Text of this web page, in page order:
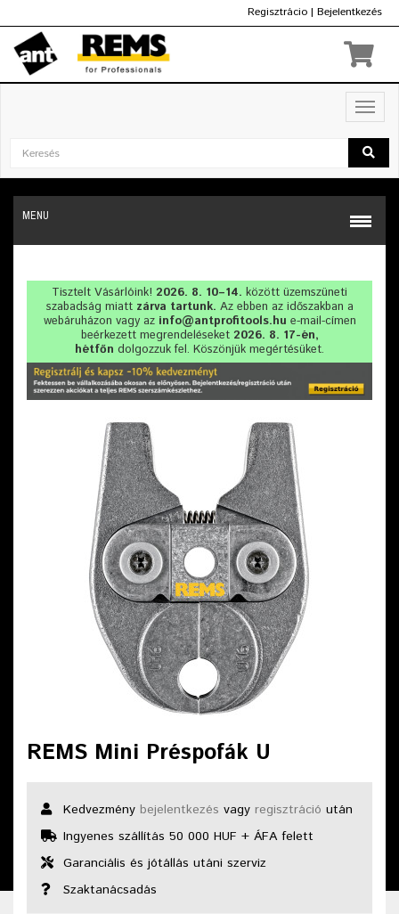
Regisztrácio | Bejelentkezés
MENU
Tisztelt Vásárlóink! 2026. 8. 10–14. között üzemszüneti
szabadság miatt zárva tartunk. Az ebben az időszakban a
webáruházon vagy az info@antprofitools.hu e-mail-címen
beérkezett megrendeléseket 2026. 8. 17-én,
hétfőn dolgozzuk fel. Köszönjük megértésüket.
REMS Mini Préspofák U
Kedvezmény bejelentkezés vagy regisztráció után
Ingyenes szállítás 50 000 HUF + ÁFA felett
Garanciális és jótállás utáni szerviz
Szaktanácsadás